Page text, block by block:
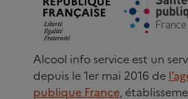
Alcool info service est un
depuis le 1er mai 2016 de
publique France,